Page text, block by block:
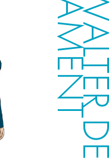
LAMENT